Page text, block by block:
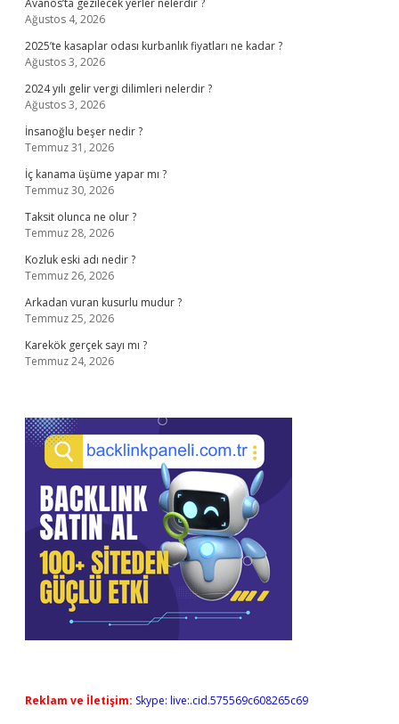
Avanos’ta gezilecek yerler nelerdir ?
Ağustos 4, 2026
2025’te kasaplar odası kurbanlık fiyatları ne kadar ?
Ağustos 3, 2026
2024 yılı gelir vergi dilimleri nelerdir ?
Ağustos 3, 2026
İnsanoğlu beşer nedir ?
Temmuz 31, 2026
İç kanama üşüme yapar mı ?
Temmuz 30, 2026
Taksit olunca ne olur ?
Temmuz 28, 2026
Kozluk eski adı nedir ?
Temmuz 26, 2026
Arkadan vuran kusurlu mudur ?
Temmuz 25, 2026
Karekök gerçek sayı mı ?
Temmuz 24, 2026
Reklam ve İletişim: Skype: live:.cid.575569c608265c69